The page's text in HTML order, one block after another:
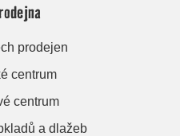
prodejen
centrum
centrum
a dlažeb